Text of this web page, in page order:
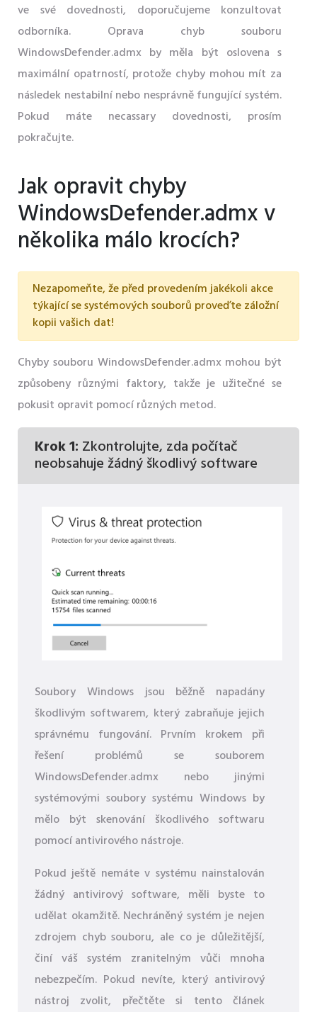
ve své dovednosti, doporučujeme konzultovat
odborníka. Oprava chyb souboru
WindowsDefender.admx by měla být oslovena s
maximální opatrností, protože chyby mohou mít za
následek nestabilní nebo nesprávně fungující systém.
Pokud máte necassary dovednosti, prosím
pokračujte.
Jak opravit chyby
WindowsDefender.admx v
několika málo krocích?
Nezapomeňte, že před provedením jakékoli akce
týkající se systémových souborů proveďte záložní
kopii vašich dat!
Chyby souboru WindowsDefender.admx mohou být
způsobeny různými faktory, takže je užitečné se
pokusit opravit pomocí různých metod.
Krok 1: Zkontrolujte, zda počítač
neobsahuje žádný škodlivý software
Soubory Windows jsou běžně napadány
škodlivým softwarem, který zabraňuje jejich
správnému fungování. Prvním krokem při
řešení problémů se souborem
WindowsDefender.admx nebo jinými
systémovými soubory systému Windows by
mělo být skenování škodlivého softwaru
pomocí antivirového nástroje.
Pokud ještě nemáte v systému nainstalován
žádný antivirový software, měli byste to
udělat okamžitě. Nechráněný systém je nejen
zdrojem chyb souboru, ale co je důležitější,
činí váš systém zranitelným vůči mnoha
nebezpečím. Pokud nevíte, který antivirový
nástroj zvolit, přečtěte si tento článek